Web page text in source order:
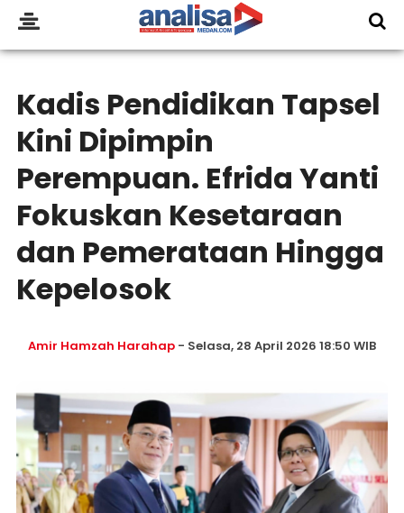
Kadis Pendidikan Tapsel
Kini Dipimpin
Perempuan. Efrida Yanti
Fokuskan Kesetaraan
dan Pemerataan Hingga
Kepelosok
Amir Hamzah Harahap- Selasa, 28 April 2026 18:50 WIB